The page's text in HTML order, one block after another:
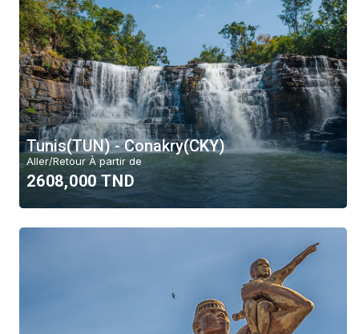
Tunis(TUN) - Conakry(CKY)
Aller/Retour À partir de
2608,000 TND